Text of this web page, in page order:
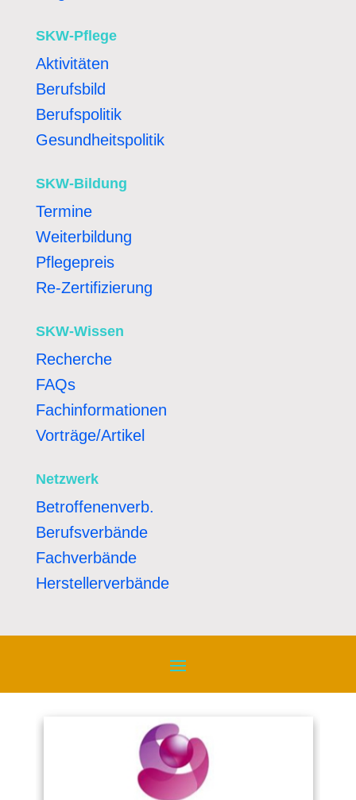
SKW-Pflege
Aktivitäten
Berufsbild
Berufspolitik
Gesundheitspolitik
SKW-Bildung
Termine
Weiterbildung
Pflegepreis
Re-Zertifizierung
SKW-Wissen
Recherche
FAQs
Fachinformationen
Vorträge/Artikel
Netzwerk
Betroffenenverb.
Berufsverbände
Fachverbände
Herstellerverbände